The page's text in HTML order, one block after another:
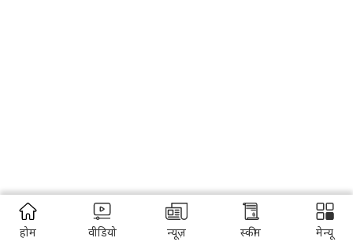
होम वीडियो न्यूज़ स्कीम मेन्यू